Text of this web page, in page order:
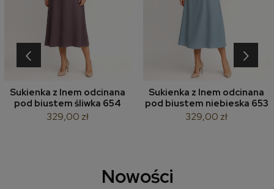
Sukienka z lnem odcinana
pod biustem śliwka 654
329,00 zł
Sukienka z lnem odcinana
pod biustem niebieska 653
329,00 zł
‹ ›
Nowości